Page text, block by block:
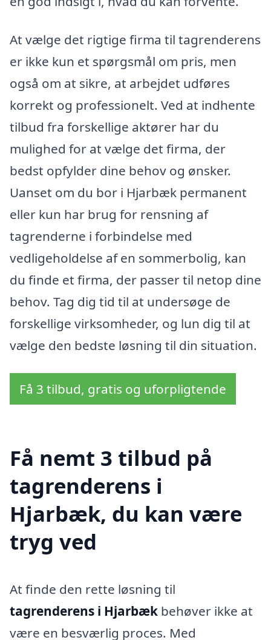
At vælge det rigtige firma til tagrenderens
er ikke kun et spørgsmål om pris, men
også om at sikre, at arbejdet udføres
korrekt og professionelt. Ved at indhente
tilbud fra forskellige aktører har du
mulighed for at vælge det firma, der
bedst opfylder dine behov og ønsker.
Uanset om du bor i Hjarbæk permanent
eller kun har brug for rensning af
tagrenderne i forbindelse med
vedligeholdelse af en sommerbolig, kan
du finde et firma, der passer til netop dine
behov. Tag dig tid til at undersøge de
forskellige virksomheder, og lun dig til at
vælge den bedste løsning til din situation.
Få 3 tilbud, gratis og uforpligtende
Få nemt 3 tilbud på
tagrenderens i
Hjarbæk, du kan være
tryg ved
At finde den rette løsning til
tagrenderens i Hjarbæk behøver ikke at
være en besværlig proces. Med